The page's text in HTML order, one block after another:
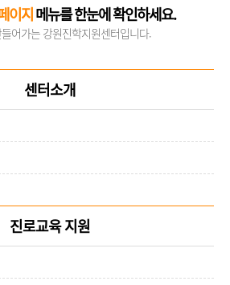
이지메뉴를 한눈에 확인하세요.
어가는 강원진학지원센터입니다.
센터소개
진로교육 지원